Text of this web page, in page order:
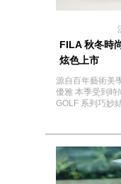
FILA 秋冬時
炫色上市
源自百年藝術美
優雅 本季受到時
GOLF 系列巧妙